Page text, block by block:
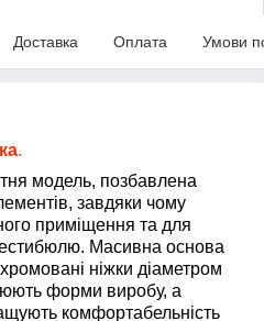
Доставка Оплата Умови
.
модель, позбавлена
завдяки чому
приміщення та для
Масивна основа
ніжки діаметром
форми виробу, а
комфортабельність